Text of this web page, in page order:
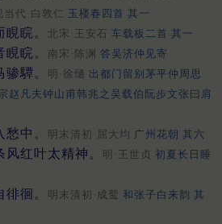
当代·白敦仁 玉楼春四首 其一
睆。 北宋·王安石 车载板二首 其一
睆。 南宋·陈渊 答吴济仲见寄
驔。 明·徐熥 出都门留别茅平仲周思
赵凡夫钟山甫韩兆之吴载伯阮步文张曰肩
中。 明末清初·屈大均 广州花朝 其六
红叶太精神。 明·王世贞 初夏长日睡
徊。 明末清初·成鹫 和张子白来韵 其